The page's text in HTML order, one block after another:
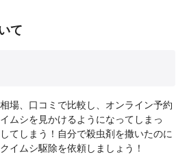
て
場、口コミで比較し、オンライン予約
ムシを見かけるようになってしまっ
てしまう！自分で殺虫剤を撒いたのに
イムシ駆除を依頼しましょう！